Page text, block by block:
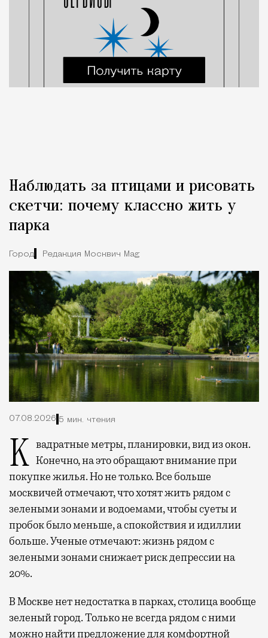
Наблюдать за птицами и рисовать
скетчи: почему классно жить у
парка
Город Редакция Москвич Mag
07.08.2026 5 мин. чтения
Квадратные метры, планировки, вид из окон. Конечно, на это обращают внимание при
покупке жилья. Но не только. Все больше
москвичей отмечают, что хотят жить рядом с
зелеными зонами и водоемами, чтобы суеты и
пробок было меньше, а спокойствия и идиллии
больше. Ученые отмечают: жизнь рядом с
зелеными зонами снижает риск депрессии на
20%.
В Москве нет недостатка в парках, столица вообще
зеленый город. Только не всегда рядом с ними
можно найти предложение для комфортной